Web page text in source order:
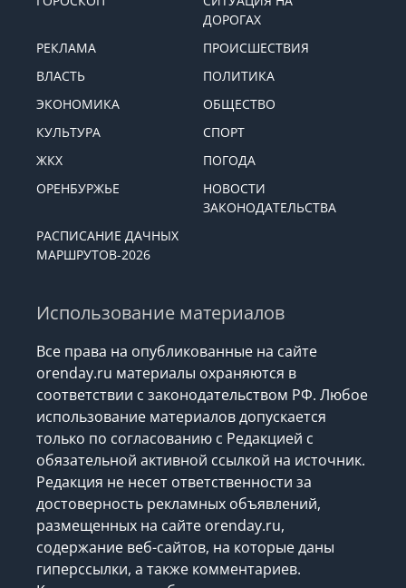
ДОРОГАХ
РЕКЛАМА
ПРОИСШЕСТВИЯ
ВЛАСТЬ
ПОЛИТИКА
ЭКОНОМИКА
ОБЩЕСТВО
КУЛЬТУРА
СПОРТ
ЖКХ
ПОГОДА
ОРЕНБУРЖЬЕ
НОВОСТИ
ЗАКОНОДАТЕЛЬСТВА
РАСПИСАНИЕ ДАЧНЫХ
МАРШРУТОВ-2026
Использование материалов
Все права на опубликованные на сайте
orenday.ru материалы охраняются в
соответствии с законодательством РФ. Любое
использование материалов допускается
только по согласованию с Редакцией с
обязательной активной ссылкой на источник.
Редакция не несет ответственности за
достоверность рекламных объявлений,
размещенных на сайте orenday.ru,
содержание веб-сайтов, на которые даны
гиперссылки, а также комментариев.